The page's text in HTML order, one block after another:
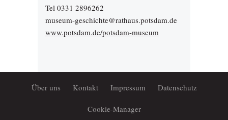
Tel 0331 2896262
museum-geschichte@rathaus.potsdam.de
www.potsdam.de/potsdam-museum
Über uns Kontakt Impressum Datenschutz
Cookie-Manager